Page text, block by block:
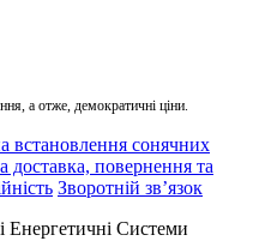
а отже, демократичні ціни.
встановлення сонячних
доставка, повернення та
Зворотній зв’язок
Енергетичні Системи